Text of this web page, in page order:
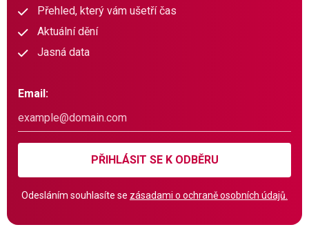
Přehled, který vám ušetří čas
Aktuální dění
Jasná data
Email:
PŘIHLÁSIT SE K ODBĚRU
Odesláním souhlasíte se zásadami o ochraně osobních údajů.